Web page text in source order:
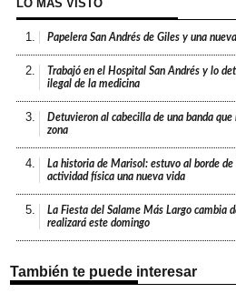
LO MÁS VISTO
1. Papelera San Andrés de Giles y una
2.
Trabajó en el Hospital San Andrés y lo
ilegal de la medicina
3.
Detuvieron al cabecilla de una banda que
zona
4.
La historia de Marisol: estuvo al borde
actividad física una nueva vida
5.
La Fiesta del Salame Más Largo cambia
realizará este domingo
También te puede interesar